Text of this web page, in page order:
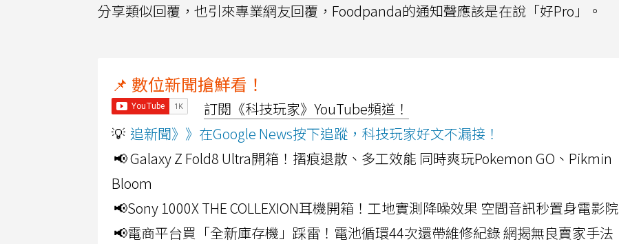
分享類似回覆，也引來專業網友回覆，Foodpanda的通知聲應該是在說「好Pro」。
📌 數位新聞搶鮮看！
訂閱《科技玩家》YouTube頻道！
💡 追新聞》》在Google News按下追蹤，科技玩家好文不漏接！
📢 Galaxy Z Fold8 Ultra開箱！摺痕退散、多工效能 同時爽玩Pokemon GO、Pikmin
Bloom
📢Sony 1000X THE COLLEXION耳機開箱！工地實測降噪效果 空間音訊秒置身電影院
📢電商平台買「全新庫存機」踩雷！電池循環44次還帶維修紀錄 網揭無良賣家手法